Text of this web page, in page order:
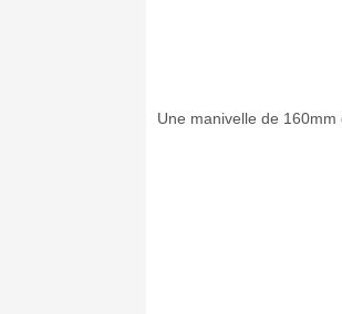
Une manivelle de